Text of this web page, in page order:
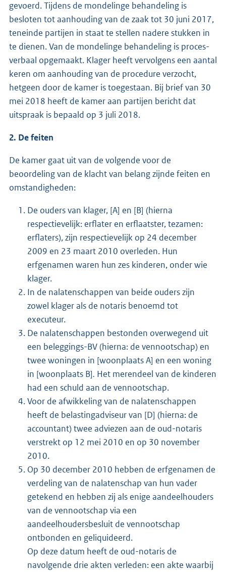
gevoerd. Tijdens de mondelinge behandeling is
besloten tot aanhouding van de zaak tot 30 juni 2017,
teneinde partijen in staat te stellen nadere stukken in
te dienen. Van de mondelinge behandeling is proces-
verbaal opgemaakt. Klager heeft vervolgens een aantal
keren om aanhouding van de procedure verzocht,
hetgeen door de kamer is toegestaan. Bij brief van 30
mei 2018 heeft de kamer aan partijen bericht dat
uitspraak is bepaald op 3 juli 2018.
2. De feiten
De kamer gaat uit van de volgende voor de
beoordeling van de klacht van belang zijnde feiten en
omstandigheden:
De ouders van klager, [A] en [B] (hierna
respectievelijk: erflater en erflaatster, tezamen:
erflaters), zijn respectievelijk op 24 december
2009 en 23 maart 2010 overleden. Hun
erfgenamen waren hun zes kinderen, onder wie
klager.
In de nalatenschappen van beide ouders zijn
zowel klager als de notaris benoemd tot
executeur.
De nalatenschappen bestonden overwegend uit
een beleggings-BV (hierna: de vennootschap) en
twee woningen in [woonplaats A] en een woning
in [woonplaats B]. Het merendeel van de kinderen
had een schuld aan de vennootschap.
Voor de afwikkeling van de nalatenschappen
heeft de belastingadviseur van [D] (hierna: de
accountant) twee adviezen aan de oud-notaris
verstrekt op 12 mei 2010 en op 30 november
2010.
Op 30 december 2010 hebben de erfgenamen de
verdeling van de nalatenschap van hun vader
getekend en hebben zij als enige aandeelhouders
van de vennootschap via een
aandeelhoudersbesluit de vennootschap
ontbonden en geliquideerd.
Op deze datum heeft de oud-notaris de
navolgende drie akten verleden: een akte waarbij